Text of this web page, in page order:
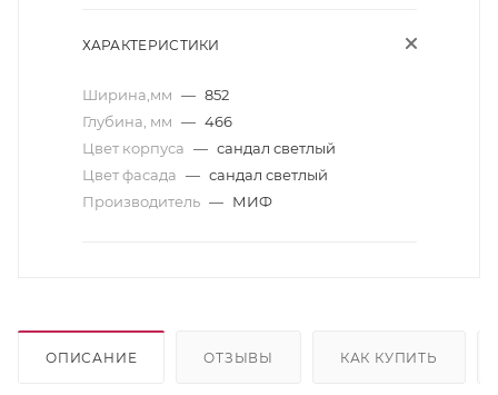
ХАРАКТЕРИСТИКИ
Ширина,мм — 852
Глубина, мм — 466
Цвет корпуса — сандал светлый
Цвет фасада — сандал светлый
Производитель — МИФ
ОПИСАНИЕ ОТЗЫВЫ КАК КУПИТЬ